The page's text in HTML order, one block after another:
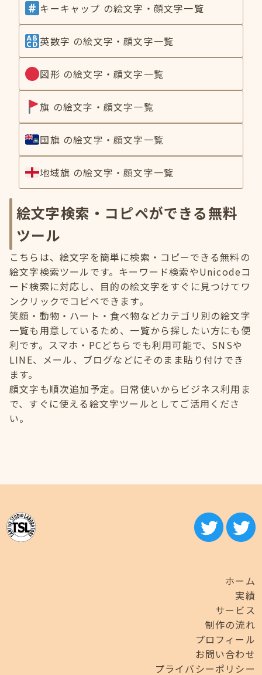
キーキャップ の絵文字・顔文字一覧
英数字 の絵文字・顔文字一覧
図形 の絵文字・顔文字一覧
旗 の絵文字・顔文字一覧
国旗 の絵文字・顔文字一覧
地域旗 の絵文字・顔文字一覧
絵文字検索・コピペができる無料
ツール
こちらは、絵文字を簡単に検索・コピーできる無料の
絵文字検索ツールです。キーワード検索やUnicodeコ
ード検索に対応し、目的の絵文字をすぐに見つけてワ
ンクリックでコピペできます。
笑顔・動物・ハート・食べ物などカテゴリ別の絵文字
一覧も用意しているため、一覧から探したい方にも便
利です。スマホ・PCどちらでも利用可能で、SNSや
LINE、メール、ブログなどにそのまま貼り付けでき
ます。
顔文字も順次追加予定。日常使いからビジネス利用ま
で、すぐに使える絵文字ツールとしてご活用くださ
い。
ホーム
実績
サービス
制作の流れ
プロフィール
お問い合わせ
プライバシーポリシー